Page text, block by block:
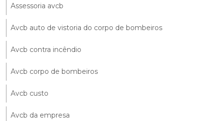
Assessoria avcb
Avcb auto de vistoria do corpo de bombeiros
Avcb contra incêndio
Avcb corpo de bombeiros
Avcb custo
Avcb da empresa